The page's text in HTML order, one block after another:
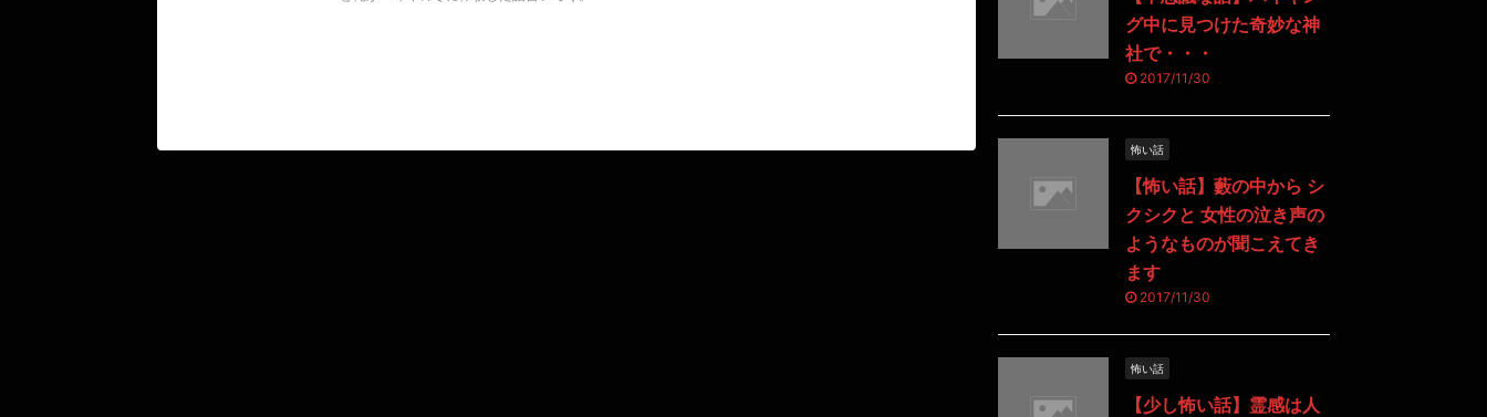
グ中に見つけた奇妙な神
社で・・・
2017/11/30
怖い話
【怖い話】藪の中から シ
クシクと 女性の泣き声の
ようなものが聞こえてき
ます
2017/11/30
怖い話
【少し怖い話】霊感は人